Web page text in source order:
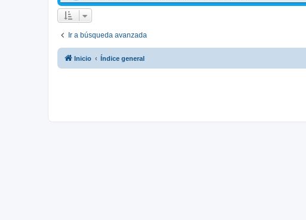
Ir a búsqueda avanzada
Inicio Índice general